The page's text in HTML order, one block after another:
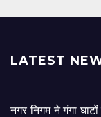
LATEST
नगर निगम ने गंगा